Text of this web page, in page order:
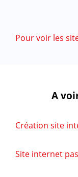
Pour voir les
A
Création site
Site internet